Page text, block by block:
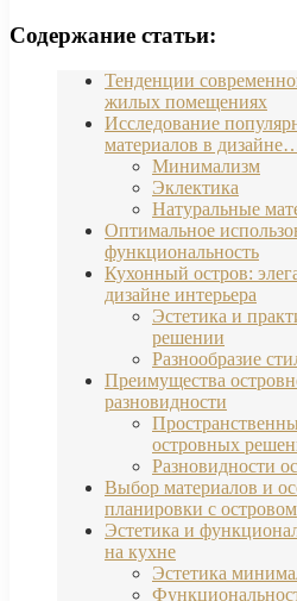
Содержание статьи:
Тенденции
жилых помещениях
Исследование
материалов в
Минимализм
Эклектика
Натуральные
Оптимальное
функциональность
Кухонный остров:
дизайне интерьера
Эстетика и
решении
Разнообразие
Преимущества
разновидности
островных
Разновидности
Выбор материалов и
планировки с островом
Эстетика и
на кухне
Эстетика